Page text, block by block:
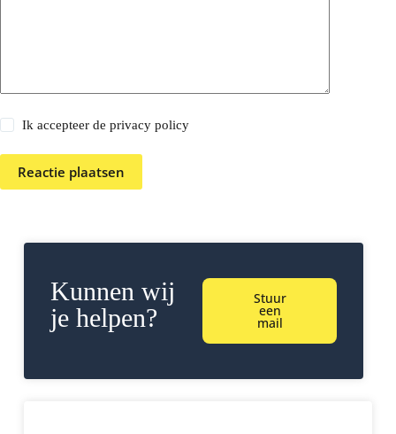
Ik accepteer de privacy policy
Reactie plaatsen
Kunnen wij
je helpen?
Stuur
een
mail